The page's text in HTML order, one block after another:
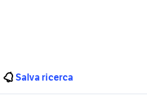
Salva ricerca